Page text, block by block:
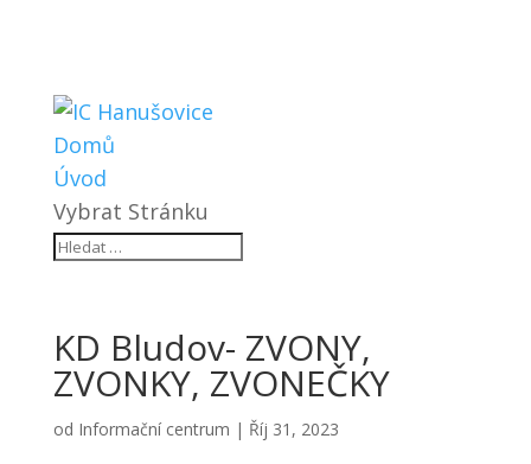
Domů
Úvod
Vybrat Stránku
KD Bludov- ZVONY,
ZVONKY, ZVONEČKY
od Informační centrum | Říj 31, 2023